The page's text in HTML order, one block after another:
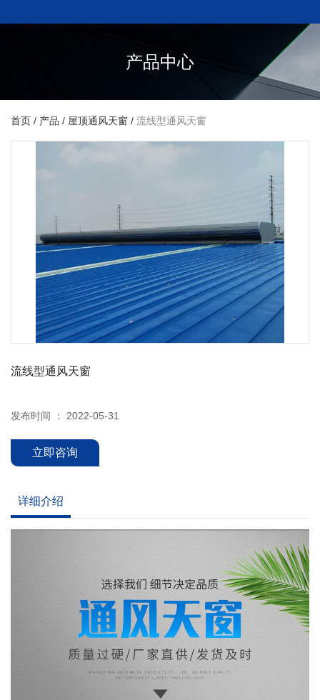
产品中心
首页 / 产品 / 屋顶通风天窗 / 流线型通风天窗
流线型通风天窗
发布时间 ： 2022-05-31
立即咨询
详细介绍